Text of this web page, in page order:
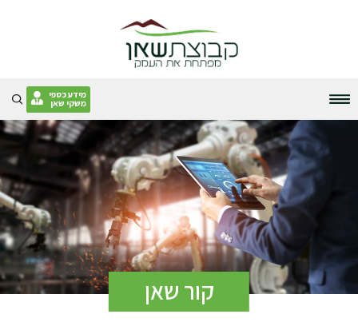
מידע כספי
משקי שאן
קור שאן